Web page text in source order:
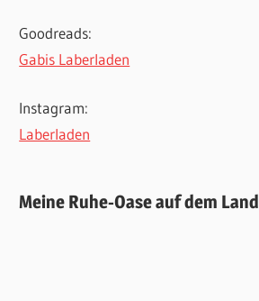
Goodreads:
Gabis Laberladen
Instagram:
Laberladen
Meine Ruhe-Oase auf dem Land